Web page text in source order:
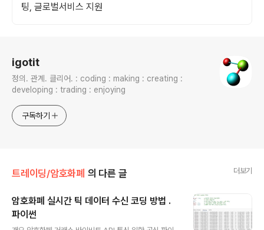
팅, 글로벌서비스 지원
igotit
정의. 관계. 클리어. : coding : making : creating :
developing : trading : enjoying
구독하기
트레이딩/암호화폐 의 다른 글 더보기
암호화폐 실시간 틱 데이터 수신 코딩 방법 .
파이썬